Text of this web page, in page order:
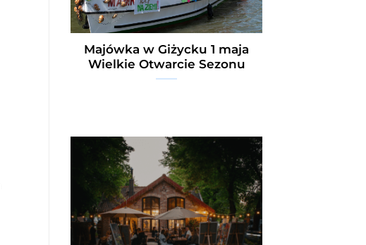
Majówka w Giżycku 1 maja
Wielkie Otwarcie Sezonu